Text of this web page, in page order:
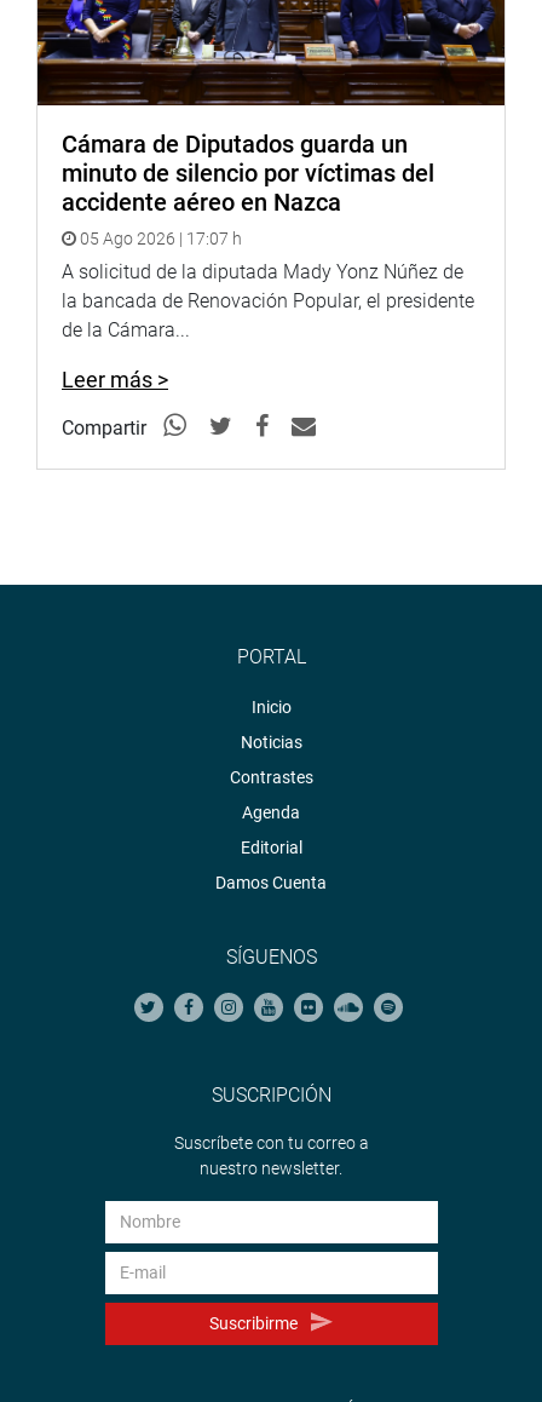
Cámara de Diputados guarda un
minuto de silencio por víctimas del
accidente aéreo en Nazca
05 Ago 2026 | 17:07 h
A solicitud de la diputada Mady Yonz Núñez de
la bancada de Renovación Popular, el presidente
de la Cámara...
Leer más >
Compartir
PORTAL
Inicio
Noticias
Contrastes
Agenda
Editorial
Damos Cuenta
SÍGUENOS
SUSCRIPCIÓN
Suscríbete con tu correo a
nuestro newsletter.
Suscribirme